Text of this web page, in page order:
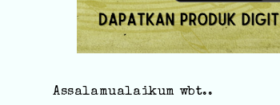
Assalamualaikum wbt..